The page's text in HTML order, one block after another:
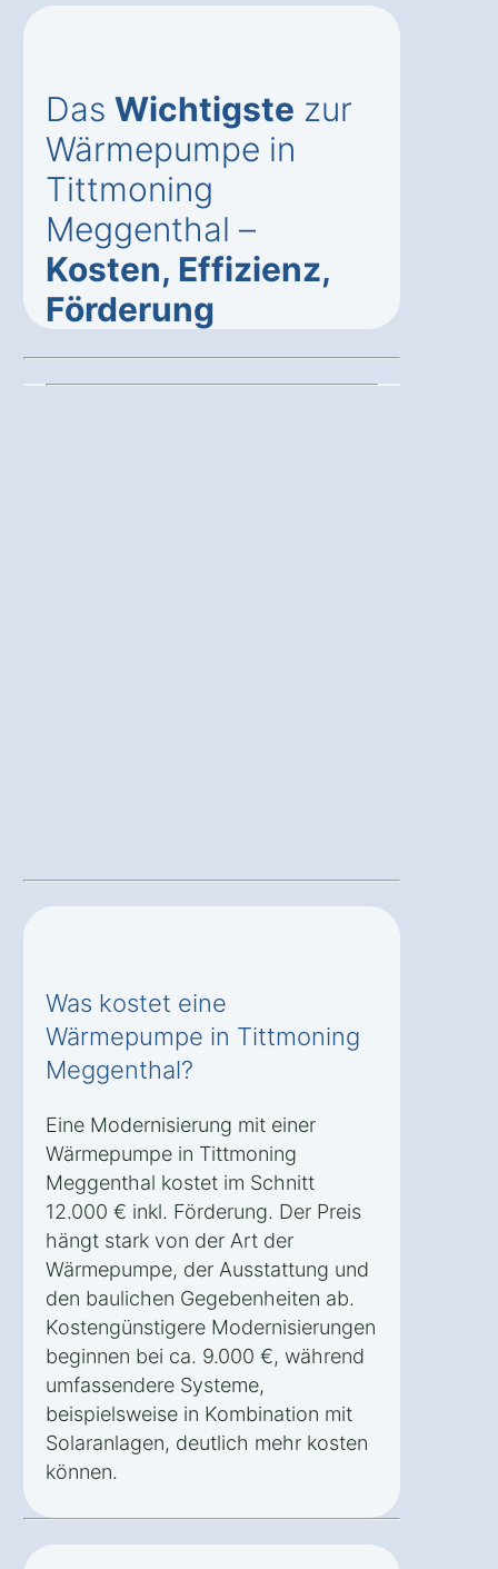
Das Wichtigste zur
Wärmepumpe in
Tittmoning
Meggenthal –
Kosten, Effizienz,
Förderung
Was kostet eine
Wärmepumpe in Tittmoning
Meggenthal?
Eine Modernisierung mit einer
Wärmepumpe in Tittmoning
Meggenthal kostet im Schnitt
12.000 € inkl. Förderung. Der Preis
hängt stark von der Art der
Wärmepumpe, der Ausstattung und
den baulichen Gegebenheiten ab.
Kostengünstigere Modernisierungen
beginnen bei ca. 9.000 €, während
umfassendere Systeme,
beispielsweise in Kombination mit
Solaranlagen, deutlich mehr kosten
können.